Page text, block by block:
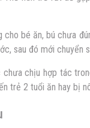
bé ăn, bú chưa
sau đó mới chuyển
chịu hợp tác
trẻ 2 tuổi ăn hay bị